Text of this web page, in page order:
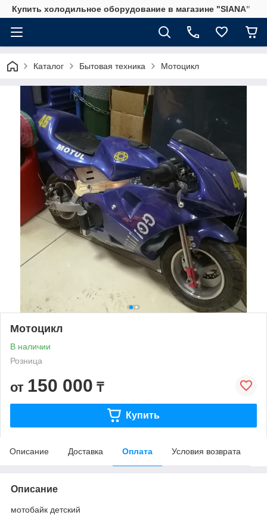
Купить холодильное оборудование в магазине "SIANA"
Каталог Бытовая техника Мотоцикл
Мотоцикл
В наличии
Розница
от 150 000 ₸
Купить
Описание Доставка Оплата Условия возврата
Описание
мотобайк детский